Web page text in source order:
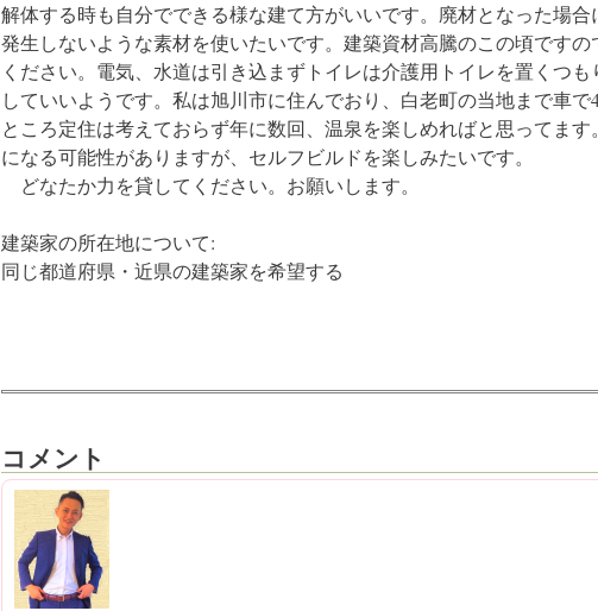
解体する時も自分でできる様な建て方がいいです。廃材となった場
発生しないような素材を使いたいです。建築資材高騰のこの頃です
ください。電気、水道は引き込まずトイレは介護用トイレを置くつ
していいようです。私は旭川市に住んでおり、白老町の当地まで車
ところ定住は考えておらず年に数回、温泉を楽しめればと思ってま
になる可能性がありますが、セルフビルドを楽しみたいです。
どなたか力を貸してください。お願いします。
建築家の所在地について:
同じ都道府県・近県の建築家を希望する
コメント